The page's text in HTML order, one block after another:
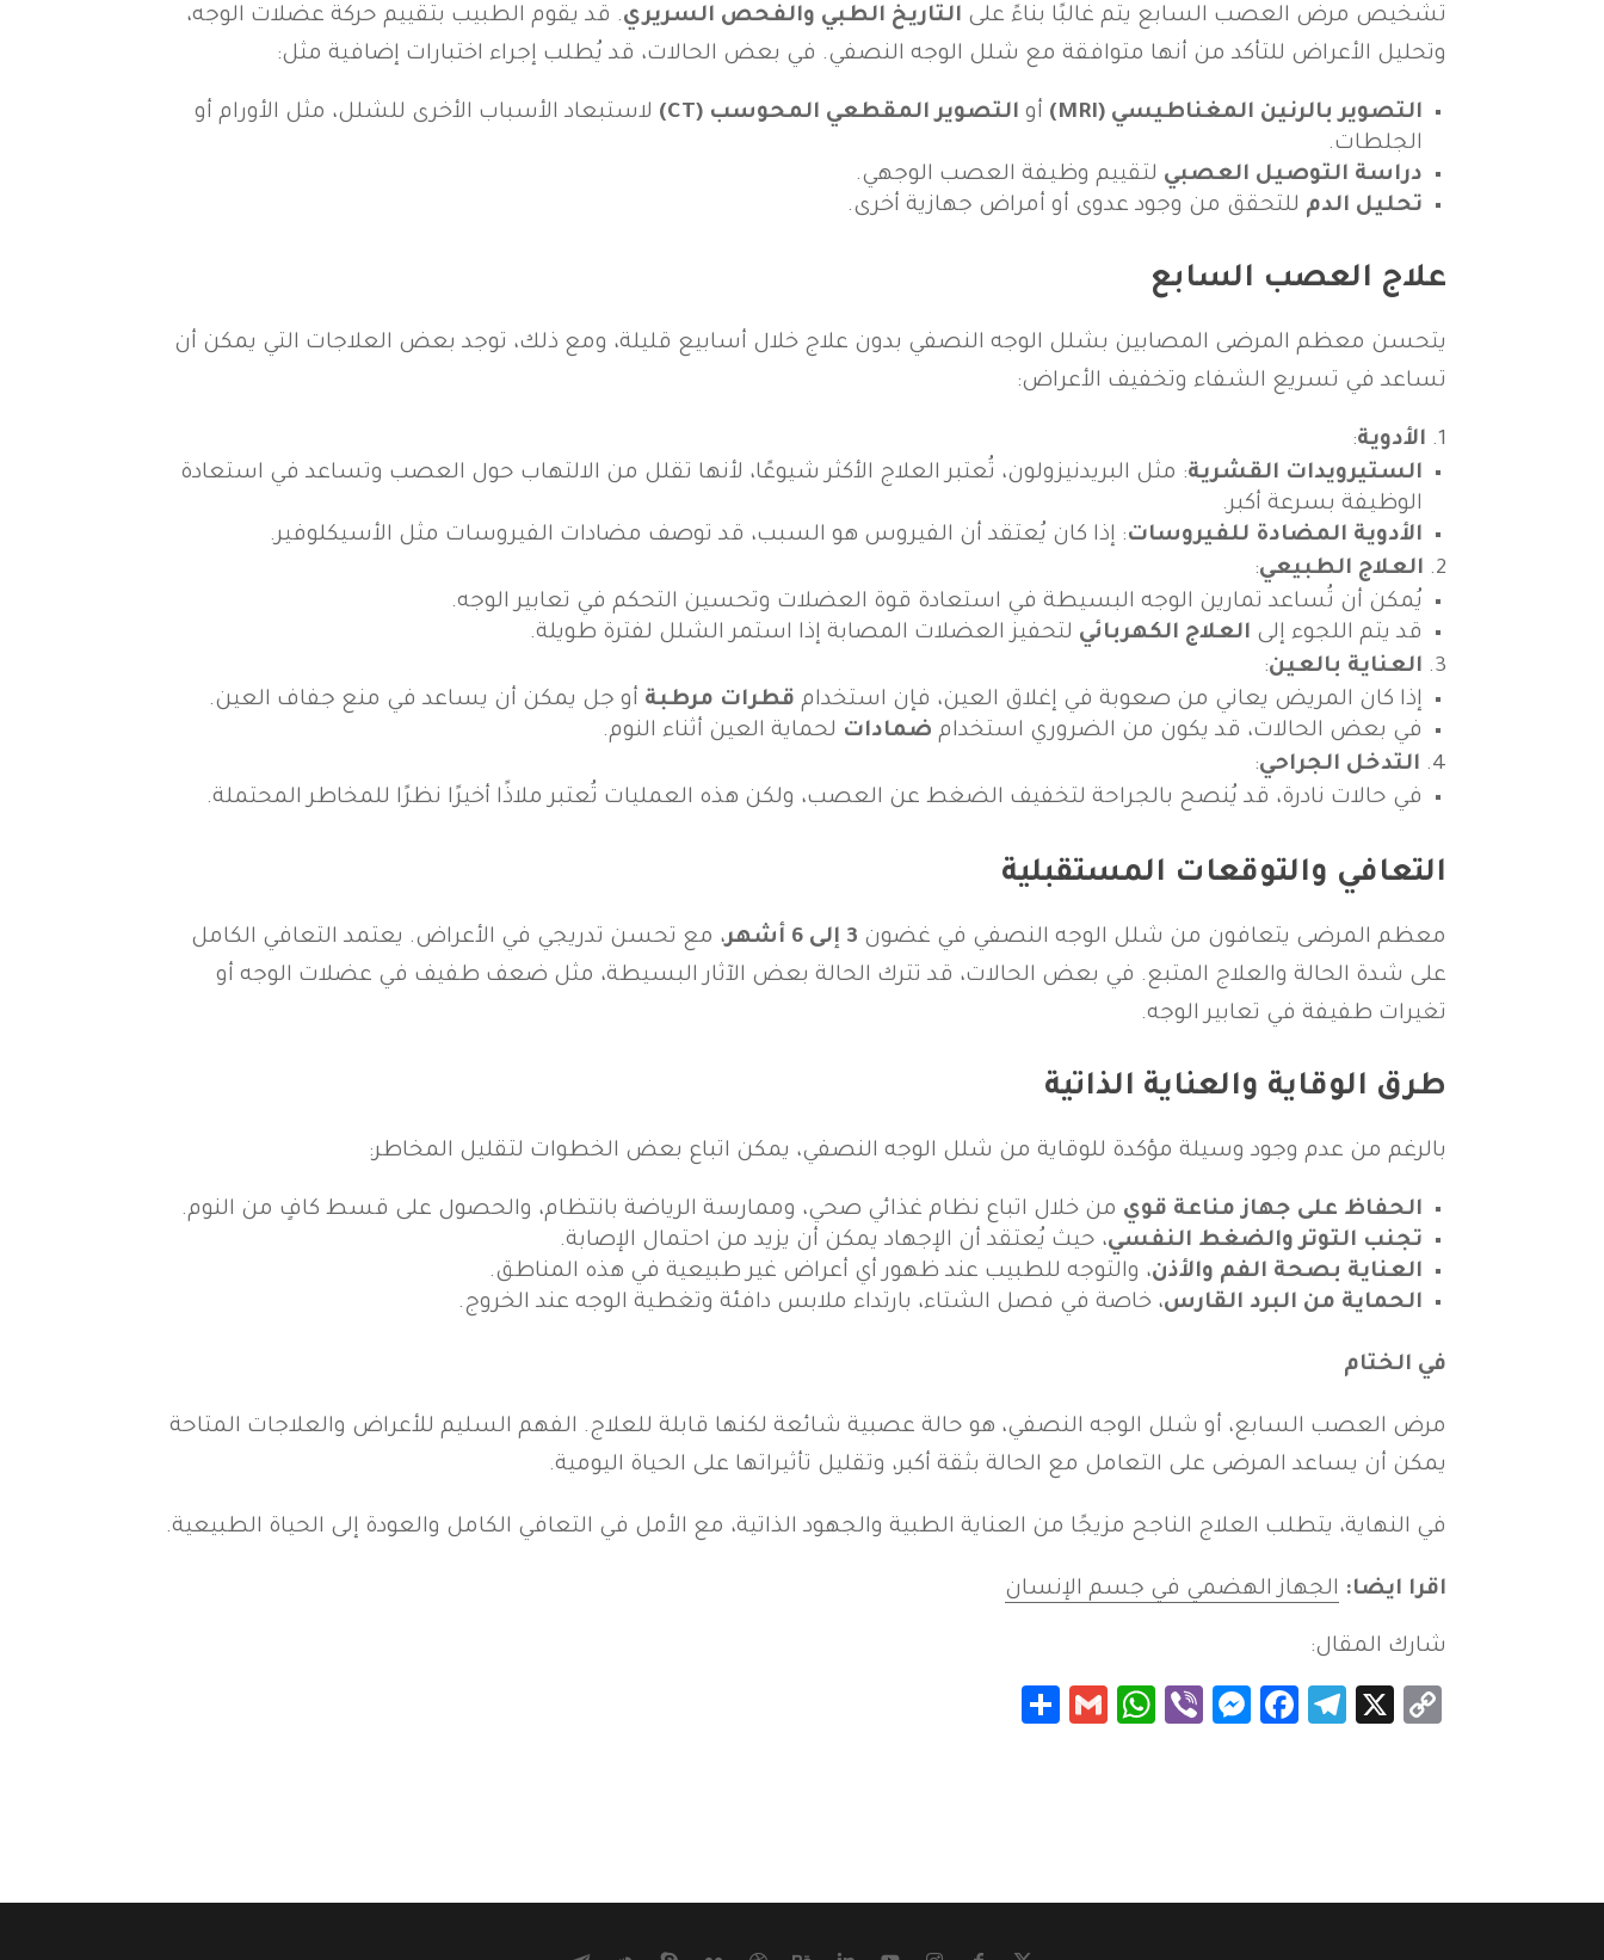
تشخيص مرض العصب السابع يتم غالبًا بناءً على التاريخ الطبي والفحص السريري. قد يقوم الطبيب بتقييم حركة عضلات الوجه،
وتحليل الأعراض للتأكد من أنها متوافقة مع شلل الوجه النصفي. في بعض الحالات، قد يُطلب إجراء اختبارات إضافية مثل:
التصوير بالرنين المغناطيسي (MRI) أو التصوير المقطعي المحوسب (CT)
لاستبعاد الأسباب الأخرى للشلل، مثل الأورام أو
الجلطات.
دراسة التوصيل العصبي لتقييم وظيفة العصب الوجهي.
تحليل الدم للتحقق من وجود عدوى أو أمراض جهازية أخرى.
علاج العصب السابع
يتحسن معظم المرضى المصابين بشلل الوجه النصفي بدون علاج خلال أسابيع قليلة، ومع ذلك، توجد بعض العلاجات التي يمكن أن
تساعد في تسريع الشفاء وتخفيف الأعراض:
الأدوية:
الستيرويدات القشرية: مثل البريدنيزولون، تُعتبر العلاج الأكثر شيوعًا، لأنها تقلل من الالتهاب حول العصب وتساعد في استعادة
الوظيفة بسرعة أكبر.
الأدوية المضادة للفيروسات: إذا كان يُعتقد أن الفيروس هو السبب، قد توصف مضادات الفيروسات مثل الأسيكلوفير.
العلاج الطبيعي:
يُمكن أن تُساعد تمارين الوجه البسيطة في استعادة قوة العضلات وتحسين التحكم في تعابير الوجه.
قد يتم اللجوء إلى العلاج الكهربائي لتحفيز العضلات المصابة إذا استمر الشلل لفترة طويلة.
العناية بالعين:
إذا كان المريض يعاني من صعوبة في إغلاق العين، فإن استخدام قطرات مرطبة أو جل يمكن أن يساعد في منع جفاف العين.
في بعض الحالات، قد يكون من الضروري استخدام ضمادات لحماية العين أثناء النوم.
التدخل الجراحي:
في حالات نادرة، قد يُنصح بالجراحة لتخفيف الضغط عن العصب، ولكن هذه العمليات تُعتبر ملاذًا أخيرًا نظرًا للمخاطر المحتملة.
التعافي والتوقعات المستقبلية
معظم المرضى يتعافون من شلل الوجه النصفي في غضون 3 إلى 6 أشهر
، مع تحسن تدريجي في الأعراض. يعتمد التعافي الكامل
على شدة الحالة والعلاج المتبع. في بعض الحالات، قد تترك الحالة بعض الآثار البسيطة، مثل ضعف طفيف في عضلات الوجه أو
تغيرات طفيفة في تعابير الوجه.
طرق الوقاية والعناية الذاتية
بالرغم من عدم وجود وسيلة مؤكدة للوقاية من شلل الوجه النصفي، يمكن اتباع بعض الخطوات لتقليل المخاطر:
الحفاظ على جهاز مناعة قوي من خلال اتباع نظام غذائي صحي، وممارسة الرياضة بانتظام، والحصول على قسط كافٍ من النوم.
تجنب التوتر والضغط النفسي، حيث يُعتقد أن الإجهاد يمكن أن يزيد من احتمال الإصابة.
العناية بصحة الفم والأذن، والتوجه للطبيب عند ظهور أي أعراض غير طبيعية في هذه المناطق.
الحماية من البرد القارس، خاصة في فصل الشتاء، بارتداء ملابس دافئة وتغطية الوجه عند الخروج.
في الختام
مرض العصب السابع، أو شلل الوجه النصفي، هو حالة عصبية شائعة لكنها قابلة للعلاج. الفهم السليم للأعراض والعلاجات المتاحة
يمكن أن يساعد المرضى على التعامل مع الحالة بثقة أكبر، وتقليل تأثيراتها على الحياة اليومية.
في النهاية، يتطلب العلاج الناجح مزيجًا من العناية الطبية والجهود الذاتية، مع الأمل في التعافي الكامل والعودة إلى الحياة الطبيعية.
اقرا ايضا: الجهاز الهضمي في جسم الإنسان
شارك المقال:
Copy
X
Telegram
Facebook
Messenger
Viber
WhatsApp
Gmail